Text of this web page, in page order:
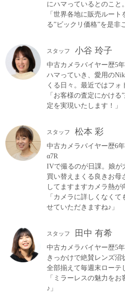
にハマっているとのこと。
「世界各地に販売ルー
る”ビックリ価格”を是非
スタッフ 小谷 玲子
中古カメラバイヤー歴5
ハマっていき、愛用の
くる日々。最近ではフォ
「お客様の査定にかけ
定を実現いたします！」
スタッフ 松本 彩
中古カメラバイヤー歴6
α7R
IVで撮るのが日課。娘が
買い替えまくる良きお母
してますますカメラ熱が
「カメラに詳しくなく
せていただきますね♪」
スタッフ 田中 有希
中古カメラバイヤー歴5
きっかけで絶賛レンズ沼
全部揃えて毎週末ローテ
「ミラーレスの魅力を
♪」